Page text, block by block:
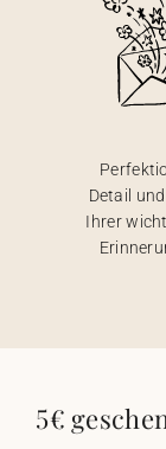
Detail
Ihrer
5€